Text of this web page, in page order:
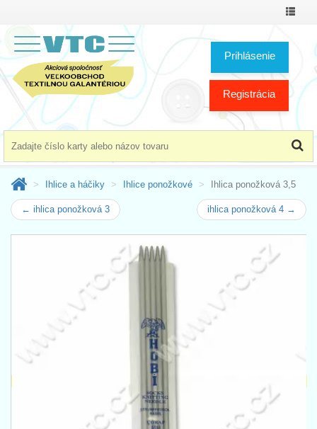
Prepnúť
Prihlásenie
Registrácia
Ihlice a háčiky Ihlice ponožkové Ihlica ponožková 3,5
← ihlica ponožková 3 ihlica ponožková 4 →